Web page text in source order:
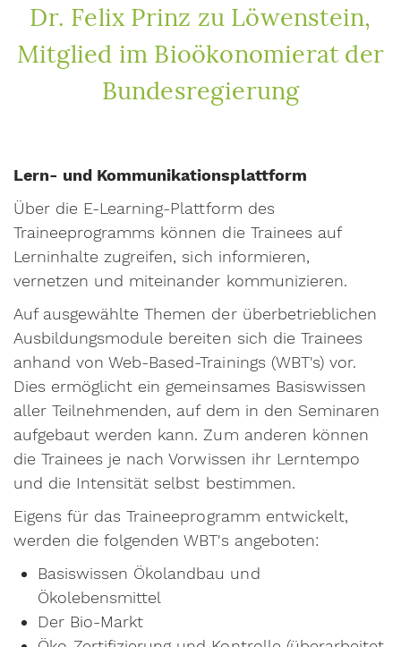
Dr. Felix Prinz zu Löwenstein,
Mitglied im Bioökonomierat der
Bundesregierung
Lern- und Kommunikationsplattform
Über die E-Learning-Plattform des
Traineeprogramms können die Trainees auf
Lerninhalte zugreifen, sich informieren,
vernetzen und miteinander kommunizieren.
Auf ausgewählte Themen der überbetrieblichen
Ausbildungsmodule bereiten sich die Trainees
anhand von Web-Based-Trainings (WBT's) vor.
Dies ermöglicht ein gemeinsames Basiswissen
aller Teilnehmenden, auf dem in den Seminaren
aufgebaut werden kann. Zum anderen können
die Trainees je nach Vorwissen ihr Lerntempo
und die Intensität selbst bestimmen.
Eigens für das Traineeprogramm entwickelt,
werden die folgenden WBT's angeboten:
Basiswissen Ökolandbau und
Ökolebensmittel
Der Bio-Markt